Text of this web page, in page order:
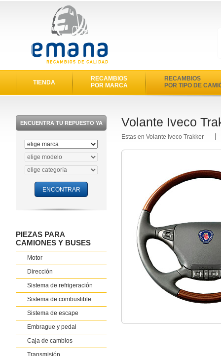
TIENDA
RECAMBIOS
POR MARCA
RECAMBIOS
POR TIPO DE
ENCUENTRA TU REPUESTO YA
PIEZAS PARA
CAMIONES Y BUSES
Motor
Dirección
Sistema de refrigeración
Sistema de combustible
Sistema de escape
Embrague y pedal
Caja de cambios
Transmisión
Volante Iveco
Estas en Volante Iveco Trakker